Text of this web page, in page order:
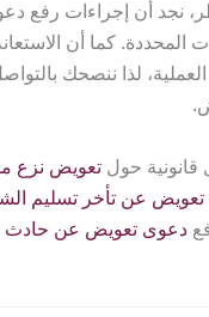
أو بعد مرور
نجد أن إجراءات رفع
المحددة. كما أن
لذا ننصحك
قانونية حول تعويض نزع
عن تأخر تسليم
دعوى تعويض عن حادث